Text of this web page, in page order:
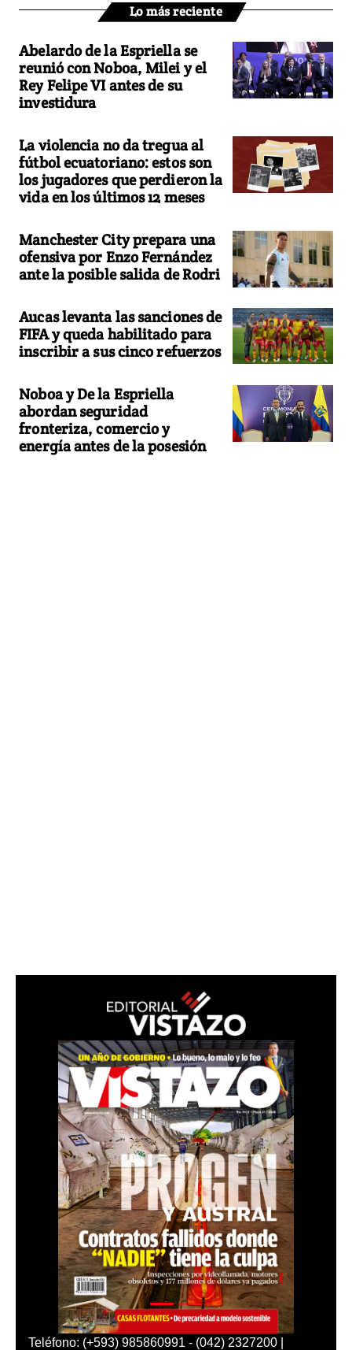
Lo más reciente
Abelardo de la Espriella se
reunió con Noboa, Milei y el
Rey Felipe VI antes de su
investidura
La violencia no da tregua al
fútbol ecuatoriano: estos son
los jugadores que perdieron la
vida en los últimos 12 meses
Manchester City prepara una
ofensiva por Enzo Fernández
ante la posible salida de Rodri
Aucas levanta las sanciones de
FIFA y queda habilitado para
inscribir a sus cinco refuerzos
Noboa y De la Espriella
abordan seguridad
fronteriza, comercio y
energía antes de la posesión
Teléfono: (+593) 985860991 - (042) 2327200 |